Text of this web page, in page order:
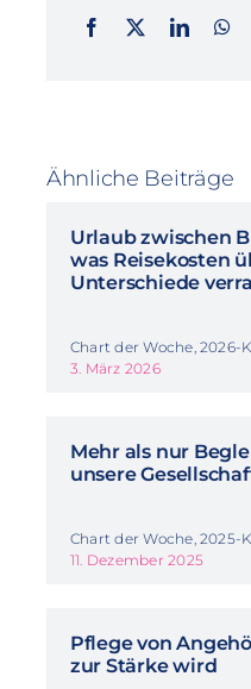
Ähnliche Beiträge
Urlaub zwischen
was Reisekosten
Unterschiede
Chart der Woche, 2026-
3. März 2026
Mehr als nur
unsere
Chart der Woche, 2025-
11. Dezember 2025
Pflege von
zur Stärke wird